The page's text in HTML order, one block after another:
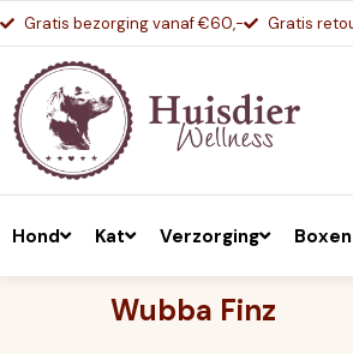
Gratis bezorging vanaf €60,- Gratis
Hond Kat Verzorging Boxen
Wubba Finz